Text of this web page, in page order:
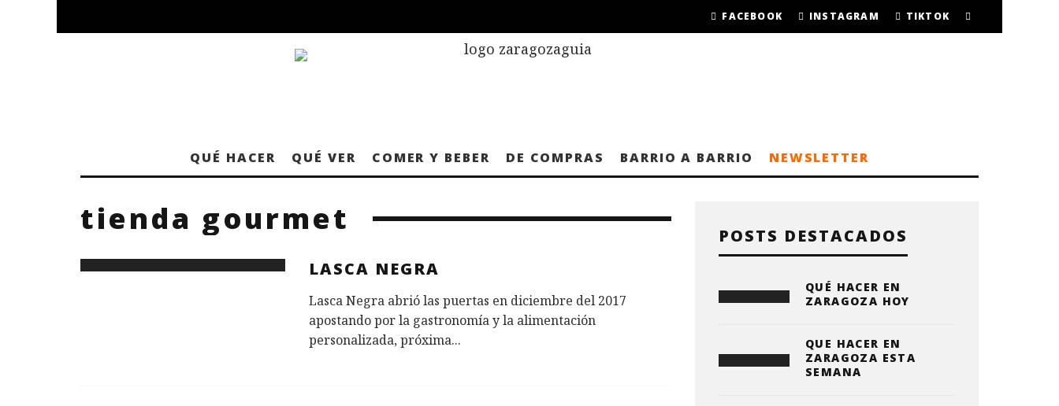
FACEBOOK INSTAGRAM TIKTOK
QUÉ HACER QUÉ VER COMER Y BEBER DE COMPRAS BARRIO A BARRIO NEWSLETTER
tienda gourmet
LASCA NEGRA
Lasca Negra abrió las puertas en diciembre del 2017
apostando por la gastronomía y la alimentación
personalizada, próxima...
POSTS DESTACADOS
QUÉ HACER EN
ZARAGOZA HOY
QUE HACER EN
ZARAGOZA ESTA
SEMANA